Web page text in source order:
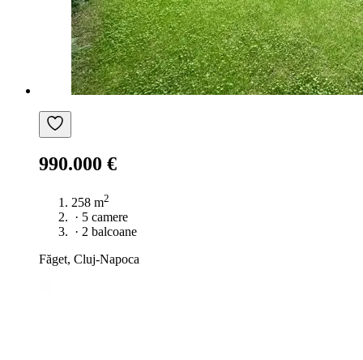
990.000 €
258 m2
· 5 camere
· 2 balcoane
Făget, Cluj-Napoca